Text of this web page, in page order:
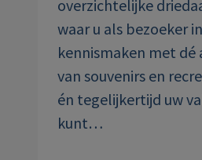
overzichtelijke
waar u als bezoeker
kennismaken met dé
van souvenirs en
én tegelijkertijd uw
kunt…